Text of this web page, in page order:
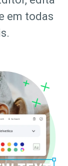
em todas